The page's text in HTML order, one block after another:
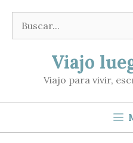
contenido
Buscar:
Viajo
Viajo para vivir,